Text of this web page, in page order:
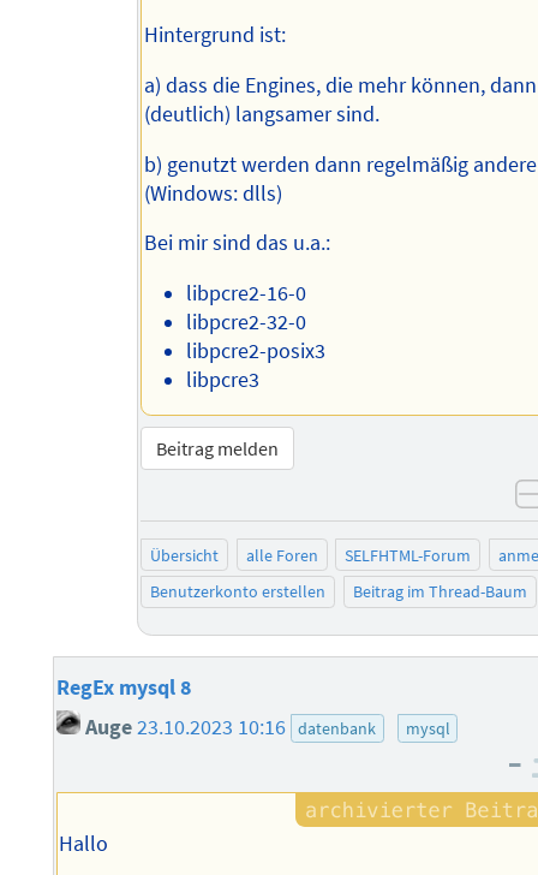
Hintergrund ist:
a) dass die Engines, die mehr können,
(deutlich) langsamer sind.
b) genutzt werden dann regelmäßig
(Windows: dlls)
Bei mir sind das u.a.:
libpcre2-16-0
libpcre2-32-0
libpcre2-posix3
libpcre3
Beitrag melden
Übersicht alle Foren SELFHTML-Forum
Benutzerkonto erstellen
Beitrag im Thread-Baum
RegEx mysql 8
Auge23.10.2023 10:16 datenbank mysql
–
Hallo